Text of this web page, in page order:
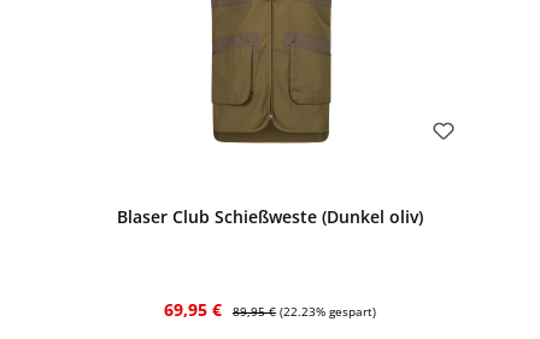
Blaser Club Schießweste (Dunkel oliv)
Verkaufspreis:
69,95 € Regulärer Preis:
89,95 € (22.23% gespart)